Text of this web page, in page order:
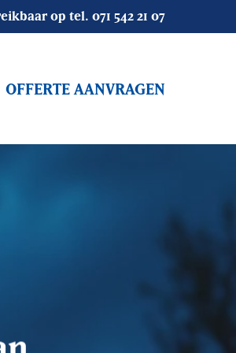
op tel. 071 542 21 07
OFFERTE AANVRAGEN